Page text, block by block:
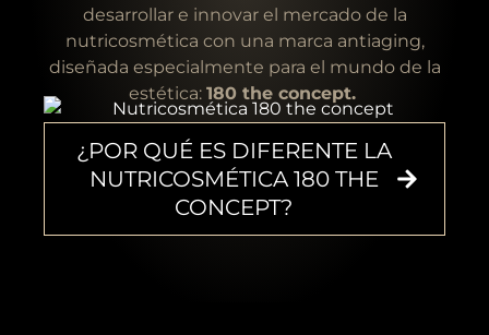
desarrollar e innovar el mercado de la
nutricosmética con una marca antiaging,
diseñada especialmente para el mundo de la
estética: 180 the concept.
¿POR QUÉ ES DIFERENTE LA
NUTRICOSMÉTICA 180 THE
CONCEPT?